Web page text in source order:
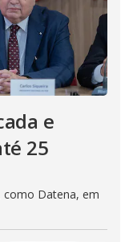
e
25
como Datena, em